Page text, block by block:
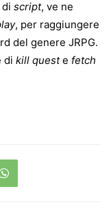
script, ve ne
, per raggiungere
del genere JRPG.
di kill queste fetch